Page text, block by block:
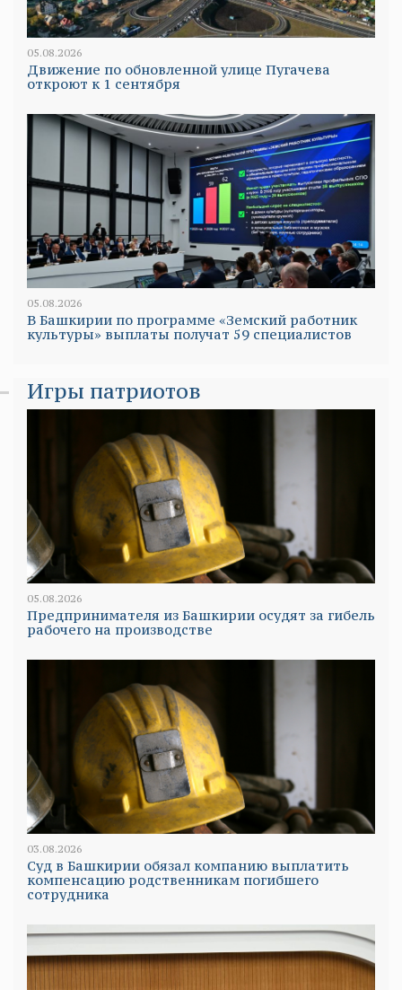
05.08.2026
Движение по обновленной улице Пугачева
откроют к 1 сентября
05.08.2026
В Башкирии по программе «Земский работник
культуры» выплаты получат 59 специалистов
Игры патриотов
05.08.2026
Предпринимателя из Башкирии осудят за гибель
рабочего на производстве
03.08.2026
Суд в Башкирии обязал компанию выплатить
компенсацию родственникам погибшего
сотрудника